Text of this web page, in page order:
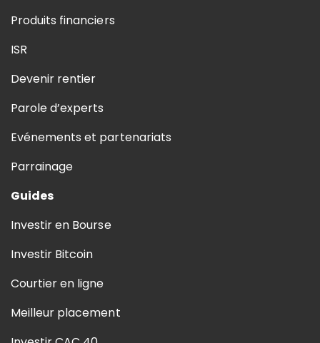
Produits financiers
ISR
Devenir rentier
Parole d’experts
Evénements et partenariats
Parrainage
Guides
Investir en Bourse
Investir Bitcoin
Courtier en ligne
Meilleur placement